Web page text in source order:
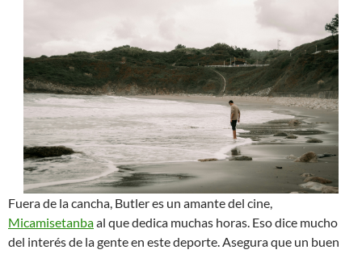
Fuera de la cancha, Butler es un amante del cine,
Micamisetanbaal que dedica muchas horas. Eso dice mucho
del interés de la gente en este deporte. Asegura que un buen